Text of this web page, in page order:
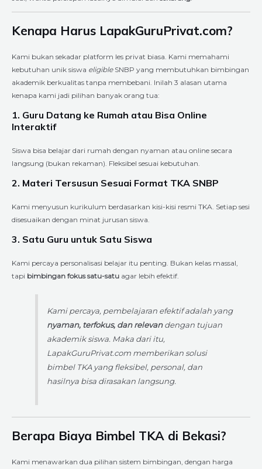
Kenapa Harus LapakGuruPrivat.com?
Kami bukan sekadar platform les privat biasa. Kami memahami
kebutuhan unik siswa eligibleSNBP yang membutuhkan bimbingan
akademik berkualitas tanpa membebani. Inilah 3 alasan utama
kenapa kami jadi pilihan banyak orang tua:
1. Guru Datang ke Rumah atau Bisa Online
Interaktif
Siswa bisa belajar dari rumah dengan nyaman atau online secara
langsung (bukan rekaman). Fleksibel sesuai kebutuhan.
2. Materi Tersusun Sesuai Format TKA SNBP
Kami menyusun kurikulum berdasarkan kisi-kisi resmi TKA. Setiap sesi
disesuaikan dengan minat jurusan siswa.
3. Satu Guru untuk Satu Siswa
Kami percaya personalisasi belajar itu penting. Bukan kelas massal,
tapi bimbingan fokus satu-satu agar lebih efektif.
Kami percaya, pembelajaran efektif adalah yang
nyaman, terfokus, dan relevandengan tujuan
akademik siswa. Maka dari itu,
LapakGuruPrivat.com memberikan solusi
bimbel TKA yang fleksibel, personal, dan
hasilnya bisa dirasakan langsung.
Berapa Biaya Bimbel TKA di Bekasi?
Kami menawarkan dua pilihan sistem bimbingan, dengan harga